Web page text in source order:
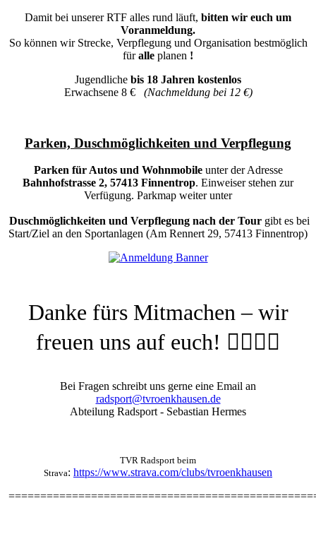
Damit bei unserer RTF alles rund läuft, bitten wir euch um
Voranmeldung.
So können wir Strecke, Verpflegung und Organisation bestmöglich
füralle planen !
Jugendliche bis 18 Jahren kostenlos
Erwachsene 8 € (Nachmeldung bei 12 €)
Parken, Duschmöglichkeiten und Verpflegung
Parken für Autos und Wohnmobileunter der Adresse
Bahnhofstrasse 2, 57413 Finnentrop. Einweiser stehen zur
Verfügung. Parkmap weiter unter
Duschmöglichkeiten und Verpflegung nach der Tour gibt es bei
Start/Ziel an den Sportanlagen (Am Rennert 29, 57413 Finnentrop)
Danke fürs Mitmachen – wir
freuen uns auf euch! 🚴‍♀️🚴‍♂️
Bei Fragen schreibt uns gerne eine Email an
radsport@tvroenkhausen.de
Abteilung Radsport - Sebastian Hermes
TVR Radsport beim
Strava: https://www.strava.com/clubs/tvroenkhausen